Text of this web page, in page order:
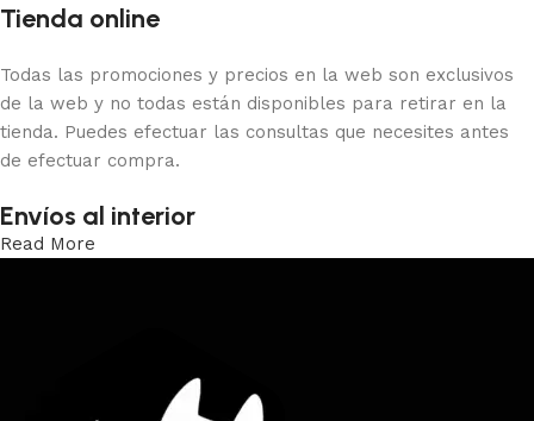
Tienda online
Todas las promociones y precios en la web son exclusivos
de la web y no todas están disponibles para retirar en la
tienda. Puedes efectuar las consultas que necesites antes
de efectuar compra.
Envíos al interior
Read More